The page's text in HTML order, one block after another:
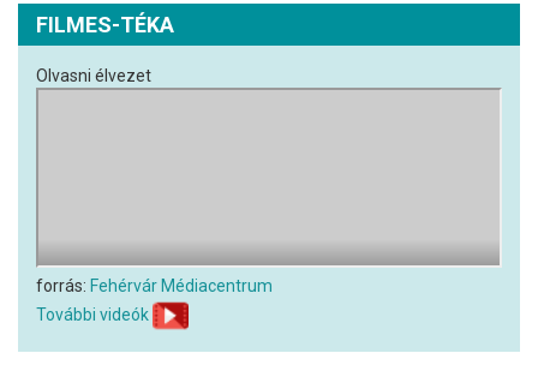
FILMES-TÉKA
Olvasni élvezet
forrás: Fehérvár Médiacentrum
További videók